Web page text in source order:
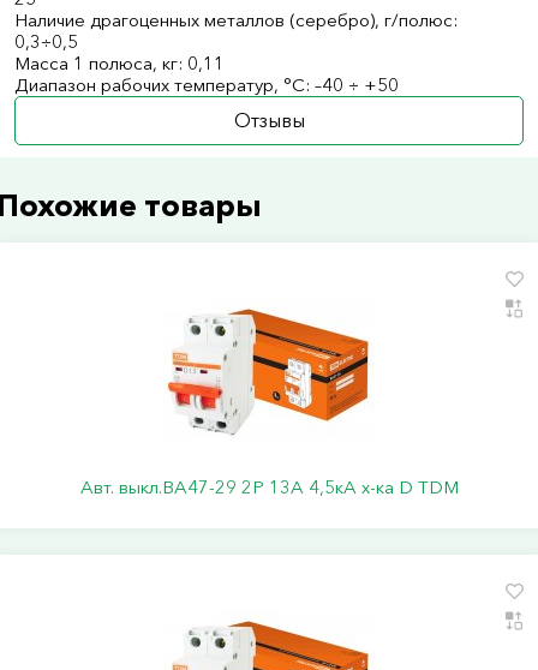
Наличие драгоценных металлов (серебро), г/полюс:
0,3÷0,5
Масса 1 полюса, кг: 0,11
Диапазон рабочих температур, °С: –40 ÷ +50
Отзывы
товары
Авт. выкл.ВА47-29 2Р 13А 4,5кА х-ка D TDM